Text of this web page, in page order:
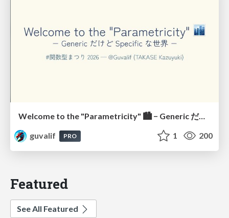
Welcome to the "Parametricity" 🏙️ − Generic だけど Specific な世界 −
guvalif
PRO 1 200
Featured
See All Featured